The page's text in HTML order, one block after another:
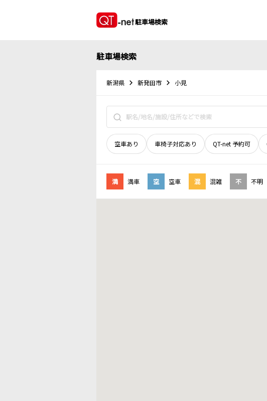
駐車場検索
駐車場検索
新潟県 新発田市 小見
空車あり 車椅子対応あり QT-net 予約可
満 満車 空 空車 混 混雑 不 不明